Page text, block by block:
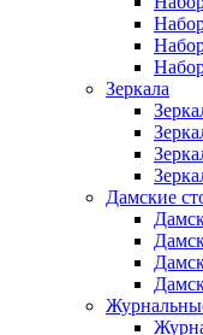
Зеркала
Дамские